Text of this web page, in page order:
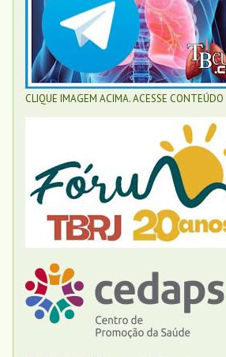
CLIQUE IMAGEM ACIMA. ACESSE CONTEÚDO